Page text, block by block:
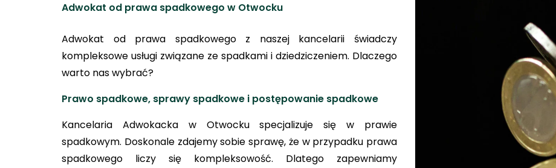
Adwokat od prawa spadkowego w Otwocku
Adwokat od prawa spadkowego z naszej kancelarii świadczy
kompleksowe usługi związane ze spadkami i dziedziczeniem. Dlaczego
warto nas wybrać?
Prawo spadkowe, sprawy spadkowe i postępowanie spadkowe
Kancelaria Adwokacka w Otwocku specjalizuje się w prawie
spadkowym. Doskonale zdajemy sobie sprawę, że w przypadku prawa
spadkowego liczy się kompleksowość. Dlatego zapewniamy